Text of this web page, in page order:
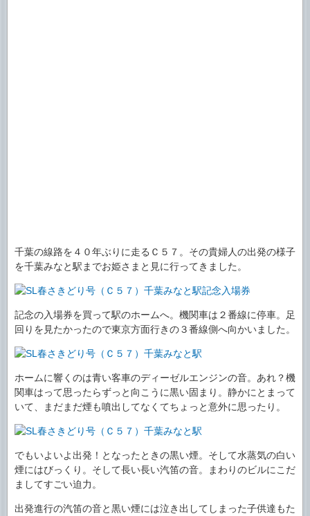
千葉の線路を４０年ぶりに走るＣ５７。その貴婦人の出発の様子
を千葉みなと駅までお姫さまと見に行ってきました。
記念の入場券を買って駅のホームへ。機関車は２番線に停車。足
回りを見たかったので東京方面行きの３番線側へ向かいました。
ホームに響くのは青い客車のディーゼルエンジンの音。あれ？機
関車はって思ったらずっと向こうに黒い固まり。静かにとまって
いて、まだまだ煙も噴出してなくてちょっと意外に思ったり。
でもいよいよ出発！となったときの黒い煙。そして水蒸気の白い
煙にはびっくり。そして長い長い汽笛の音。まわりのビルにこだ
ましてすごい迫力。
出発進行の汽笛の音と黒い煙には泣き出してしまった子供達もた